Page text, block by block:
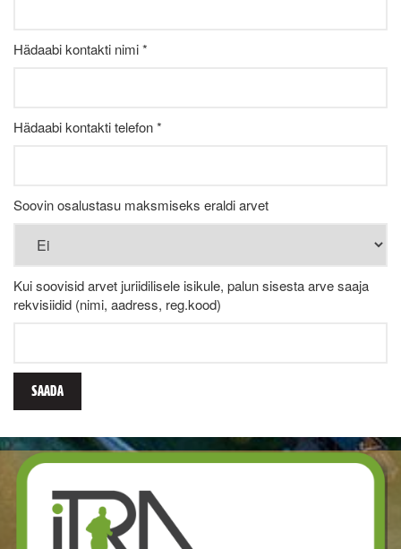
Hädaabi kontakti nimi *
Hädaabi kontakti telefon *
Soovin osalustasu maksmiseks eraldi arvet
Kui soovisid arvet juriidilisele isikule, palun sisesta arve saaja
rekvisiidid (nimi, aadress, reg.kood)